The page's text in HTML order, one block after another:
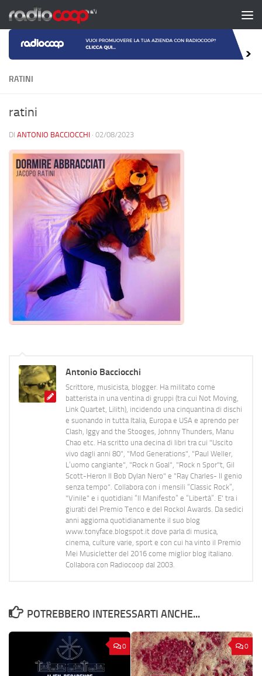
Salta al contenuto
RATINI
ratini
DI ANTONIO BACCIOCCHI · 02/08/2023
Antonio Bacciocchi
Scrittore, musicista, blogger. Ha militato come
batterista in una ventina di gruppi (tra cui Not Moving,
Link Quartet, Lilith), incidendo una cinquantina di dischi
e suonando in tutta Italia, Europa e USA e aprendo per
Clash, Iggy and the Stooges, Johnny Thunders, Manu
Chao etc. Ha scritto una decina di libri tra cui "Uscito
vivo dagli anni 80", "Mod Generations", "Paul Weller,
L’uomo cangiante", "Rock n Goal", "Rock n Spor"t, Gil
Scott-Heron Il Bob Dylan Nero" e "Ray Charles- Il genio
senza tempo". Collabora con i mensili “Classic Rock”,
"Vinile" e i quotidiani “Il Manifesto” e “Libertà”. E' tra i
giurati del Premio Tenco e del Rockol Awards. Da sedici
anni aggiorna quotidianamente il suo blog
www.tonyface.blogspot.it dove parla di musica,
cinema, culture varie, sport e con cui ha vinto il Premio
Mei Musicletter del 2016 come miglior blog italiano.
Collabora con Radiocoop dal 2003.
POTREBBERO INTERESSARTI ANCHE...
0 0